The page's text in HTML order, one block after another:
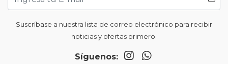
Suscríbase a nuestra lista de correo electrónico para recibir
noticias y ofertas primero.
Síguenos: